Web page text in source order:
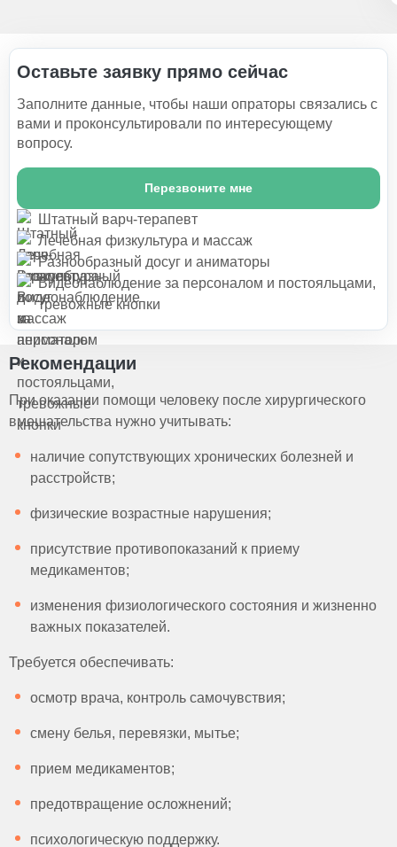
Оставьте заявку прямо сейчас
Заполните данные, чтобы наши опраторы связались с
вами и проконсультировали по интересующему
вопросу.
Перезвоните мне
Штатный варч-терапевт
Лечебная физкультура и массаж
Разнообразный досуг и аниматоры
Видеонаблюдение за персоналом и постояльцами,
тревожные кнопки
Рекомендации
При оказании помощи человеку после хирургического
вмешательства нужно учитывать:
наличие сопутствующих хронических болезней и
расстройств;
физические возрастные нарушения;
присутствие противопоказаний к приему
медикаментов;
изменения физиологического состояния и жизненно
важных показателей.
Требуется обеспечивать:
осмотр врача, контроль самочувствия;
смену белья, перевязки, мытье;
прием медикаментов;
предотвращение осложнений;
психологическую поддержку.